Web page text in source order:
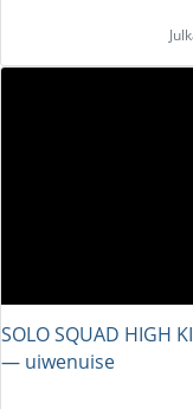
SOLO SQUAD HIGH
― uiwenuise